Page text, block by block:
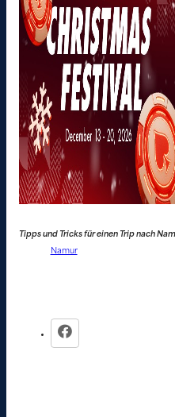
Tipps und Tricks für einen Trip nach
Namur